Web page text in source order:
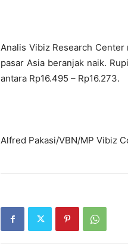
Analis Vibiz Research
pasar Asia beranjak naik.
antara Rp16.495 – Rp16.273.
Alfred Pakasi/VBN/MP Vibiz